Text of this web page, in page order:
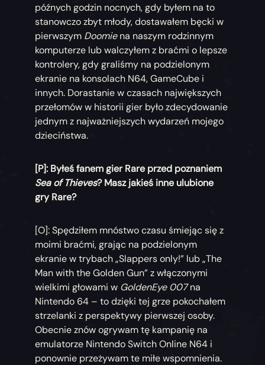
późnych godzin nocnych, gdy byłem na to
stanowczo zbyt młody, dostawałem bęcki w
pierwszym Doomiena naszym rodzinnym
komputerze lub walczyłem z braćmi o lepsze
kontrolery, gdy graliśmy na podzielonym
ekranie na konsolach N64, GameCube i
innych. Dorastanie w czasach największych
przełomów w historii gier było zdecydowanie
jednym z najważniejszych wydarzeń mojego
dzieciństwa.
[P]: Byłeś fanem gier Rare przed poznaniem
Sea of Thieves? Masz jakieś inne ulubione
gry Rare?
[O]: Spędziłem mnóstwo czasu śmiejąc się z
moimi braćmi, grając na podzielonym
ekranie w trybach „Slappers only!” lub „The
Man with the Golden Gun” z włączonymi
wielkimi głowami w GoldenEye 007na
Nintendo 64 – to dzięki tej grze pokochałem
strzelanki z perspektywy pierwszej osoby.
Obecnie znów ogrywam tę kampanię na
emulatorze Nintendo Switch Online N64 i
ponownie przeżywam te miłe wspomnienia.